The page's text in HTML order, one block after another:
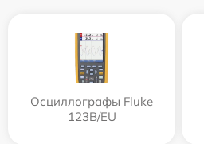
Осциллографы Fluke
123B/EU